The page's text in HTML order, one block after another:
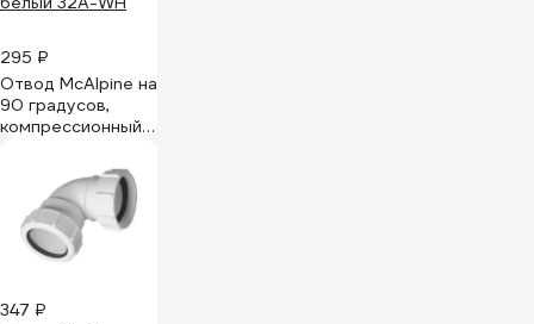
295 ₽
Отвод McAlpine на
90 градусов,
компрессионный,
Ду=32мм., цвет
белый 32A-WH
347 ₽